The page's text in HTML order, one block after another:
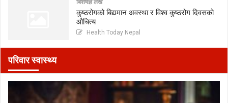
बिशेषज्ञ लेख
कुष्ठरोगको बिद्यमान अवस्था र विश्व कुष्ठरोग दिवसको
औचित्य
Health Today Nepal
परिवार स्वास्थ्य